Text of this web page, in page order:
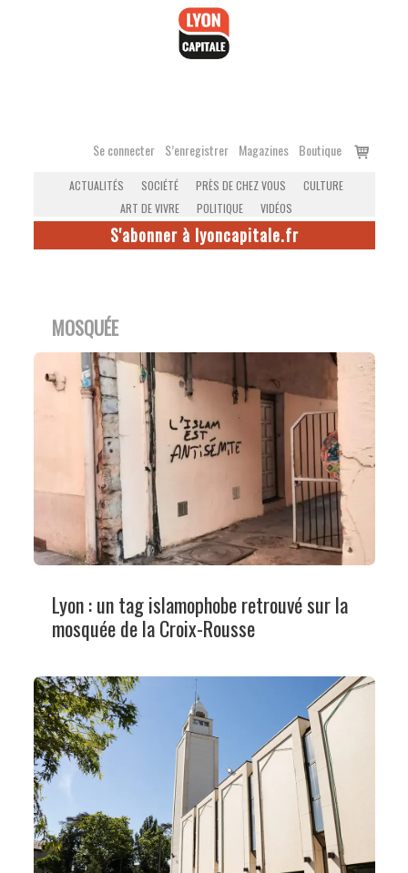
Se connecter S’enregistrer Magazines Boutique
Voir
ACTUALITÉS SOCIÉTÉ PRÈS DE CHEZ VOUS
CULTURE
ART DE VIVRE
POLITIQUE VIDÉOS
S'abonner à lyoncapitale.fr
MOSQUÉE
Lyon : un tag islamophobe retrouvé sur la
mosquée de la Croix-Rousse